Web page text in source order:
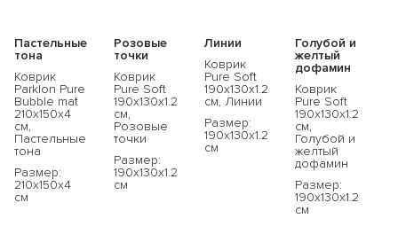
Пастельные
тона
Коврик
Parklon Pure
Bubble mat
210х150х4
см,
Пастельные
тона
Размер:
210x150x4
см
Розовые
точки
Коврик
Pure Soft
190x130x1.2
см,
Розовые
точки
Размер:
190x130x1.2
см
Линии
Коврик
Pure Soft
190x130x1.2
см, Линии
Размер:
190x130x1.2
см
Голубой и
желтый
дофамин
Коврик
Pure Soft
190x130x1.2
см,
Голубой и
желтый
дофамин
Размер:
190x130x1.2
см